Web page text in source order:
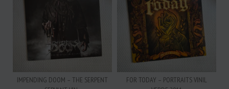
IMPENDING DOOM – THE SERPENT
FOR TODAY – PORTRAITS VINIL